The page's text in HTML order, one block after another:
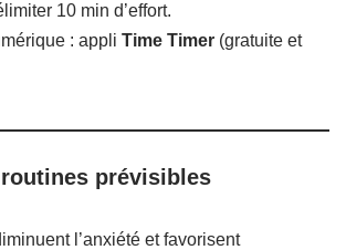
10 min d’effort.
: appliTime Timer (gratuite et
prévisibles
l’anxiété et favorisent